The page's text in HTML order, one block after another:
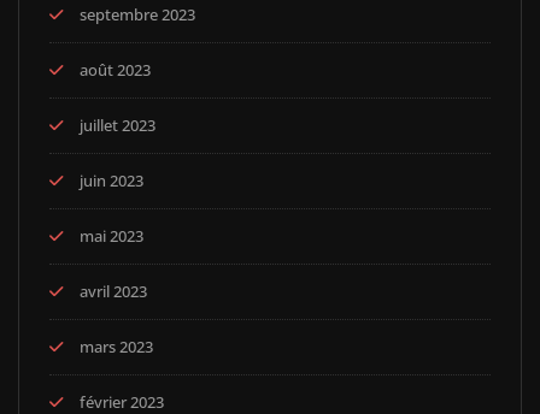
septembre 2023
août 2023
juillet 2023
juin 2023
mai 2023
avril 2023
mars 2023
février 2023